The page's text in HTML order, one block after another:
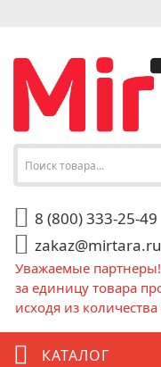
8 (800) 333-25-49
zakaz@mirtara.ru
Уважаемые
за единицу товара
исходя из
КАТАЛОГ